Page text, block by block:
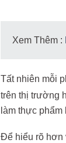
Xem Thêm :
Tất nhiên mỗi
trên thị trường
làm thực
Để hiểu rõ hơn